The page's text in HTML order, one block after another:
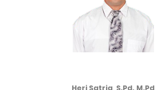
Heri Satria, S.Pd.,M.Pd